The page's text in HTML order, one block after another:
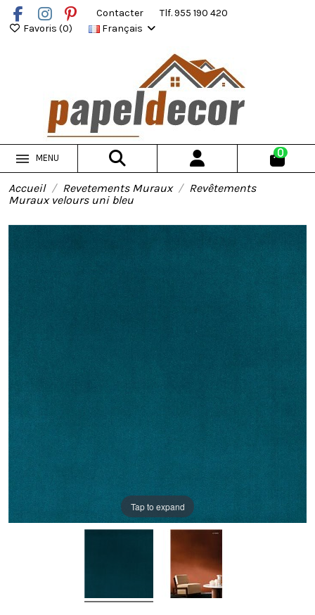
Contacter
Tlf. 955 190 420
Favoris (0) Français
MENU 0
Accueil Revetements Muraux
Revêtements
Muraux velours uni bleu
Tap to expand